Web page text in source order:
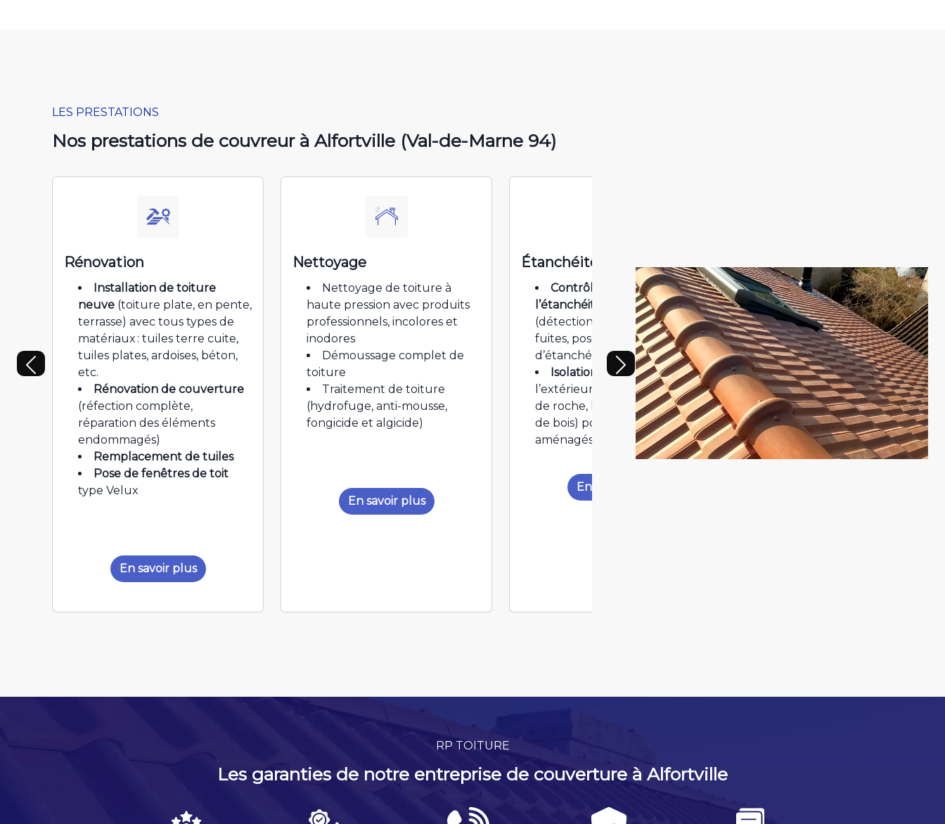
LES PRESTATIONS
Nos prestations de couvreur à Alfortville (Val-de-Marne 94)
Rénovation
Installation de toiture
neuve (toiture plate, en pente,
terrasse) avec tous types de
matériaux : tuiles terre cuite,
tuiles plates, ardoises, béton,
etc.
Rénovation de couverture
(réfection complète,
réparation des éléments
endommagés)
Remplacement de tuiles
Pose de fenêtres de toit
type Velux
En savoir plus
Nettoyage
Nettoyage de toiture à
haute pression avec produits
professionnels, incolores et
inodores
Démoussage complet de
toiture
Traitement de toiture
(hydrofuge, anti-mousse,
fongicide et algicide)
En savoir plus
Étanchéité
Contrôle et réparation de
l’étanchéité de toiture
(détection et réparation de
fuites, pose de membranes
d’étanchéité…)
Isolation thermiquepar
l’extérieur ou l’intérieur (laine
de roche, laine de verre, laine
de bois) pour combles
aménagés ou perdus
En savoir plus
Conception sur mesure de
gouttièresen zinc, aluminium,
ou bac acier
Pose de gouttières neuves
Réparation et
remplacement de gouttières
abîmées
En savoir plus
RP TOITURE
Les garanties de notre entreprise de couverture à Alfortville